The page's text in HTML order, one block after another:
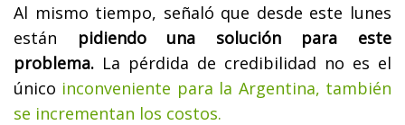
Al mismo tiempo, señaló que desde este lunes
están pidiendo una solución para este
problema. La pérdida de credibilidad no es el
único inconveniente para la Argentina, también
se incrementan los costos.